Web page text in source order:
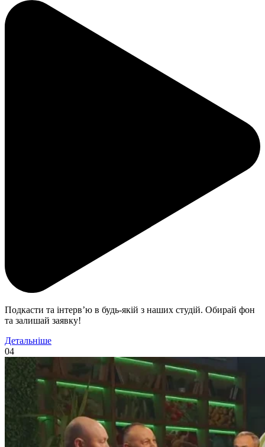
Подкасти та інтерв’ю в будь-якій з наших студій. Обирай фон
та залишай заявку!
Детальніше
04